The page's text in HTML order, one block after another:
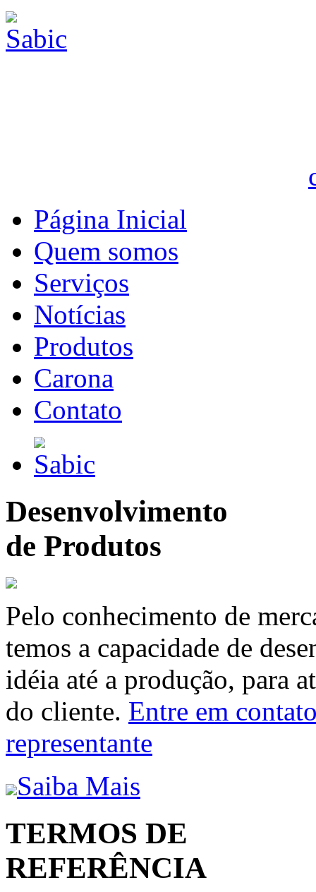
Página Inicial
Quem somos
Serviços
Notícias
Produtos
Carona
Contato
Desenvolvimento
de Produtos
Pelo conhecimento de
temos a capacidade de
idéia até a produção, para
do cliente. Entre em
representante
Saiba Mais
TERMOS DE
REFERÊNCIA